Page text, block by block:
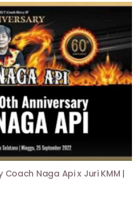
Naga Api x Juri KMM |